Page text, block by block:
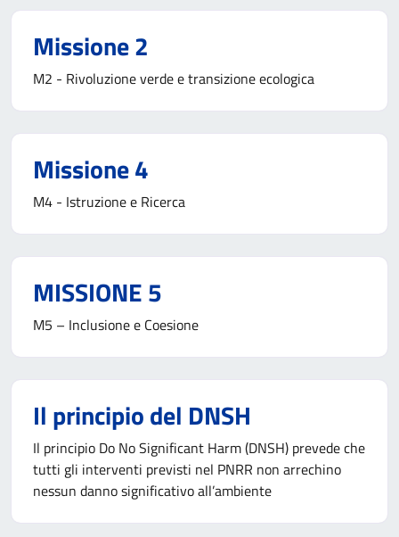
Missione 2
M2 - Rivoluzione verde e transizione ecologica
Missione 4
M4 - Istruzione e Ricerca
MISSIONE 5
M5 – Inclusione e Coesione
Il principio del DNSH
Il principio Do No Significant Harm (DNSH) prevede che
tutti gli interventi previsti nel PNRR non arrechino
nessun danno significativo all’ambiente